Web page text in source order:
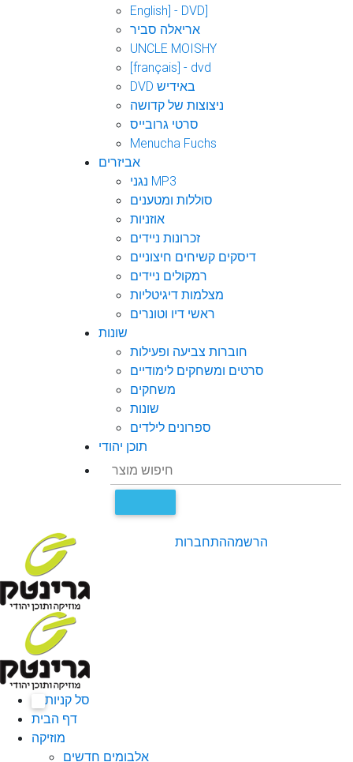
English] - DVD]
אריאלה סביר
UNCLE MOISHY
[français] - dvd
DVD באידיש
ניצוצות של קדושה
סרטי גרובייס
Menucha Fuchs
אביזרים
נגני MP3
סוללות ומטענים
אוזניות
זכרונות ניידים
דיסקים קשיחים חיצוניים
רמקולים ניידים
מצלמות דיגיטליות
ראשי דיו וטונרים
שונות
חוברות צביעה ופעילות
סרטים ומשחקים לימודיים
משחקים
שונות
ספרונים לילדים
תוכן יהודי
התחברותהרשמה
סל קניות
דף הבית
מוזיקה
אלבומים חדשים